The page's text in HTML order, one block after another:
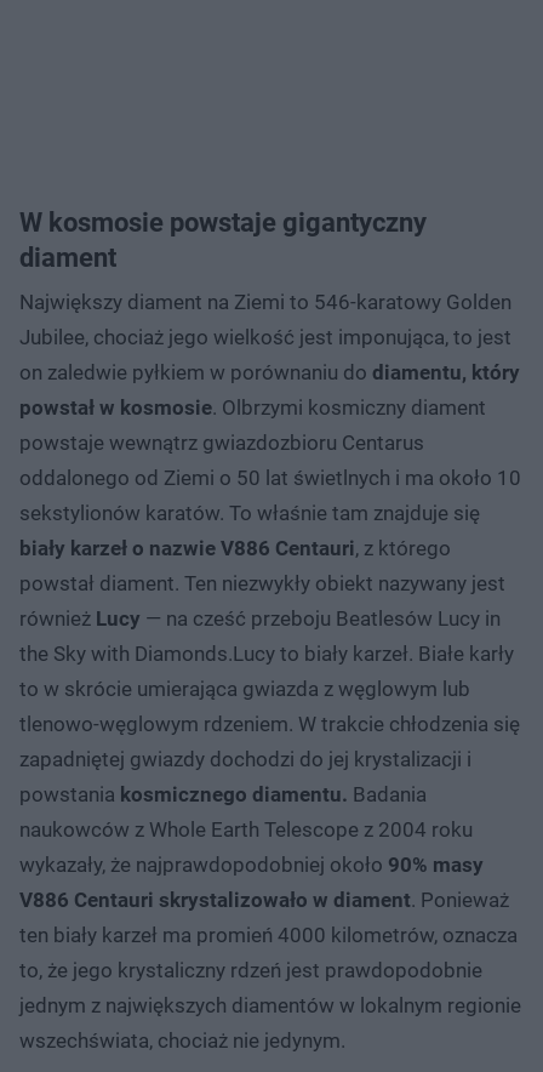
W kosmosie powstaje gigantyczny
diament
Największy diament na Ziemi to 546-karatowy Golden
Jubilee, chociaż jego wielkość jest imponująca, to jest
on zaledwie pyłkiem w porównaniu do diamentu, który
powstał w kosmosie. Olbrzymi kosmiczny diament
powstaje wewnątrz gwiazdozbioru Centarus
oddalonego od Ziemi o 50 lat świetlnych i ma około 10
sekstylionów karatów. To właśnie tam znajduje się
biały karzeł o nazwie V886 Centauri, z którego
powstał diament. Ten niezwykły obiekt nazywany jest
również Lucy — na cześć przeboju Beatlesów Lucy in
the Sky with Diamonds.Lucy to biały karzeł. Białe karły
to w skrócie umierająca gwiazda z węglowym lub
tlenowo-węglowym rdzeniem. W trakcie chłodzenia się
zapadniętej gwiazdy dochodzi do jej krystalizacji i
powstania kosmicznego diamentu. Badania
naukowców z Whole Earth Telescope z 2004 roku
wykazały, że najprawdopodobniej około 90% masy
V886 Centauri skrystalizowało w diament. Ponieważ
ten biały karzeł ma promień 4000 kilometrów, oznacza
to, że jego krystaliczny rdzeń jest prawdopodobnie
jednym z największych diamentów w lokalnym regionie
wszechświata, chociaż nie jedynym.